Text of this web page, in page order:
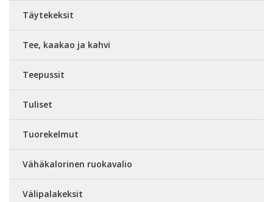
Täytekeksit
Tee, kaakao ja kahvi
Teepussit
Tuliset
Tuorekelmut
Vähäkalorinen ruokavalio
Välipalakeksit